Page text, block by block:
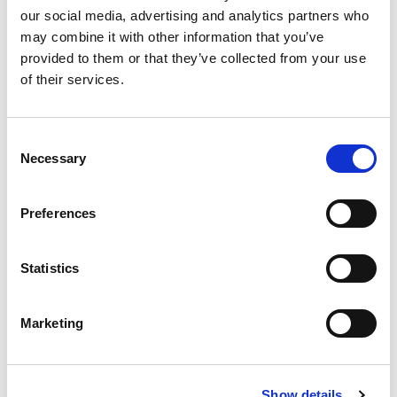
our social media, advertising and analytics partners who
may combine it with other information that you’ve
provided to them or that they’ve collected from your use
of their services.
Selection
Necessary
Preferences
Statistics
Marketing
Optionale Ausstattung
Verbrauch und Emissionen
Diese Fahrzeuge könnten Sie
interessieren